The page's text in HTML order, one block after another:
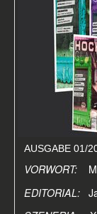
AUSGABE 01/
VORWORT:
EDITORIAL: